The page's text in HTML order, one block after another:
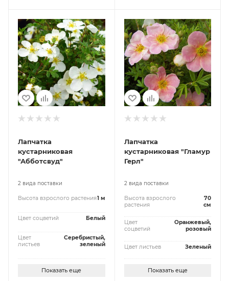
Лапчатка
кустарниковая
"Абботсвуд"
2 вида поставки
Высота взрослого растения1 м
Цвет соцветий Белый
Цвет
листьев
Серебристый,
зеленый
Показать еще
Лапчатка
кустарниковая "Гламур
Герл"
2 вида поставки
Высота взрослого
растения
70
см
Цвет
соцветий
Оранжевый,
розовый
Цвет листьев Зеленый
Показать еще